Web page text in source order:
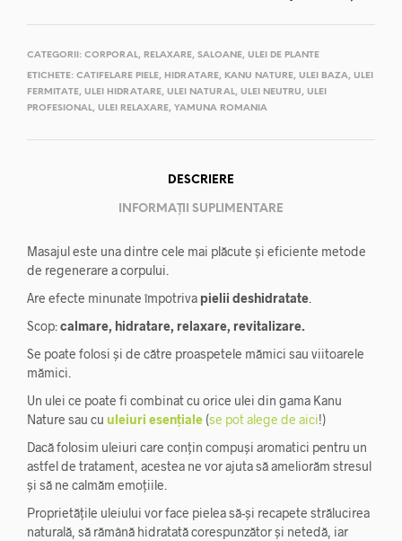
CATEGORII: CORPORAL, RELAXARE, SALOANE, ULEI DE PLANTE
ETICHETE: CATIFELARE PIELE, HIDRATARE, KANU NATURE, ULEI BAZA, ULEI
FERMITATE, ULEI HIDRATARE, ULEI NATURAL, ULEI NEUTRU, ULEI
PROFESIONAL, ULEI RELAXARE, YAMUNA ROMANIA
DESCRIERE
INFORMAȚII SUPLIMENTARE
Masajul este una dintre cele mai plăcute și eficiente metode
de regenerare a corpului.
Are efecte minunate împotriva pielii deshidratate
Scop:calmare, hidratare, relaxare, revitalizare.
Se poate folosi și de către proaspetele mămici sau viitoarele
mămici.
Un ulei ce poate fi combinat cu orice ulei din gama Kanu
Nature sau cu uleiuri esențiale (se pot alege de aici!)
Dacă folosim uleiuri care conțin compuși aromatici pentru un
astfel de tratament, acestea ne vor ajuta să ameliorăm stresul
și să ne calmăm emoțiile.
Proprietățile uleiului vor face pielea să-și recapete strălucirea
naturală, să rămână hidratată corespunzător și netedă, iar